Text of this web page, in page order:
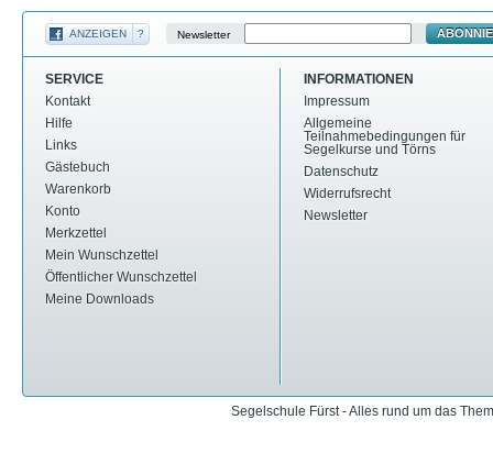
ANZEIGEN ? Newsletter
SERVICE
Kontakt
Hilfe
Links
Gästebuch
Warenkorb
Konto
Merkzettel
Mein Wunschzettel
Öffentlicher Wunschzettel
Meine Downloads
INFORMATIONEN
Impressum
Allgemeine
Teilnahmebedingungen für
Segelkurse und Törns
Datenschutz
Widerrufsrecht
Newsletter
Segelschule Fürst - Alles rund um das